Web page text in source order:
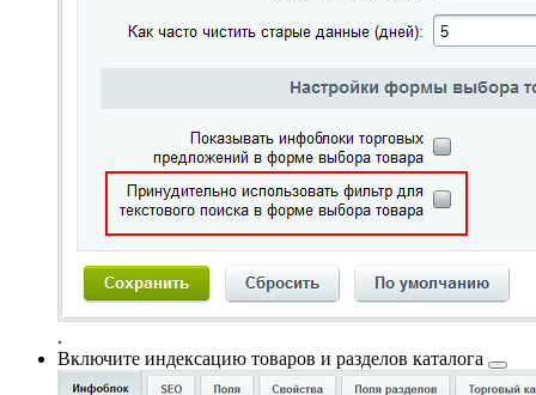
.
Включите индексацию товаров и разделов каталога